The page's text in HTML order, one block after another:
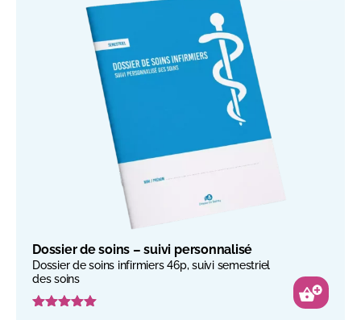
Dossier de soins – suivi personnalisé
Dossier de soins infirmiers 46p, suivi semestriel
des soins